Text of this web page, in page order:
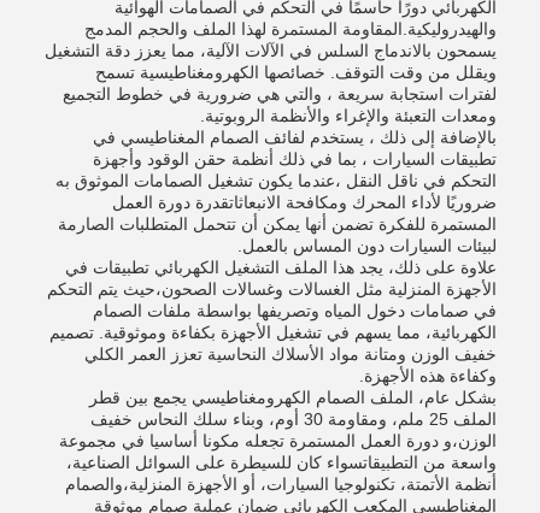
الكهربائي دورًا حاسمًا في التحكم في الصمامات الهوائية
والهيدروليكية.المقاومة المستمرة لهذا الملف والحجم المدمج
يسمحون بالاندماج السلس في الآلات الآلية، مما يعزز دقة التشغيل
ويقلل من وقت التوقف. خصائصها الكهرومغناطيسية تسمح
لفترات استجابة سريعة ، والتي هي ضرورية في خطوط التجميع
ومعدات التعبئة والإغراء والأنظمة الروبوتية.
بالإضافة إلى ذلك ، يستخدم لفائف الصمام المغناطيسي في
تطبيقات السيارات ، بما في ذلك أنظمة حقن الوقود وأجهزة
التحكم في ناقل النقل ،عندما يكون تشغيل الصمامات الموثوق به
ضروريًا لأداء المحرك ومكافحة الانبعاثاتقدرة دورة العمل
المستمرة للفكرة تضمن أنها يمكن أن تتحمل المتطلبات الصارمة
لبيئات السيارات دون المساس بالعمل.
علاوة على ذلك، يجد هذا الملف التشغيل الكهربائي تطبيقات في
الأجهزة المنزلية مثل الغسالات وغسالات الصحون،حيث يتم التحكم
في صمامات دخول المياه وتصريفها بواسطة ملفات الصمام
الكهربائية، مما يسهم في تشغيل الأجهزة بكفاءة وموثوقية. تصميم
خفيف الوزن ومتانة مواد الأسلاك النحاسية تعزز العمر الكلي
وكفاءة هذه الأجهزة.
بشكل عام، الملف الصمام الكهرومغناطيسي يجمع بين قطر
الملف 25 ملم، ومقاومة 30 أوم، وبناء سلك النحاس خفيف
الوزن،و دورة العمل المستمرة تجعله مكونا أساسيا في مجموعة
واسعة من التطبيقاتسواء كان للسيطرة على السوائل الصناعية،
أنظمة الأتمتة، تكنولوجيا السيارات، أو الأجهزة المنزلية،والصمام
المغناطيسي المكعب الكهربائي ضمان عملية صمام موثوقة